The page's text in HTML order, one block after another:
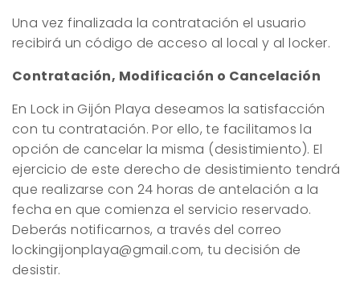
Una vez finalizada la contratación el usuario
recibirá un código de acceso al local y al locker.
Contratación, Modificación o Cancelación
En Lock in Gijón Playa deseamos la satisfacción
con tu contratación. Por ello, te facilitamos la
opción de cancelar la misma (desistimiento). El
ejercicio de este derecho de desistimiento tendrá
que realizarse con 24 horas de antelación a la
fecha en que comienza el servicio reservado.
Deberás notificarnos, a través del correo
lockingijonplaya@gmail.com, tu decisión de
desistir.